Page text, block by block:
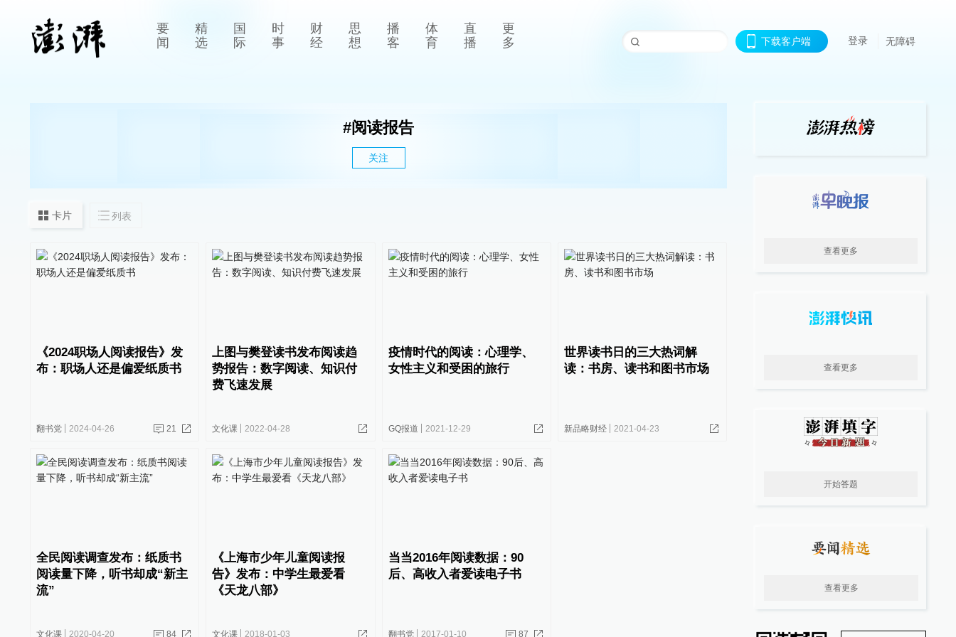
要
闻
精
选
国
际
时
事
财
经
思
想
播
客
体
育
直
播
更
多
下载客户端 登录 无障碍
#阅读报告
关注
卡片 列表
《2024职场人阅读报告》发
布：职场人还是偏爱纸质书
翻书党 2024-04-26 21
上图与樊登读书发布阅读趋
势报告：数字阅读、知识付
费飞速发展
文化课 2022-04-28
疫情时代的阅读：心理学、
女性主义和受困的旅行
GQ报道 2021-12-29
世界读书日的三大热词解
读：书房、读书和图书市场
新品略财经 2021-04-23
全民阅读调查发布：纸质书
阅读量下降，听书却成“新主
流”
文化课 2020-04-20 84
《上海市少年儿童阅读报
告》发布：中学生最爱看
《天龙八部》
文化课 2018-01-03
当当2016年阅读数据：90
后、高收入者爱读电子书
翻书党 2017-01-10 87
查看更多
查看更多
开始答题
查看更多